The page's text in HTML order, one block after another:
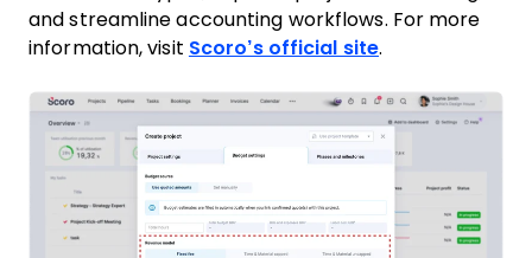
and streamline accounting workflows. For more
information, visit Scoro’s official site.